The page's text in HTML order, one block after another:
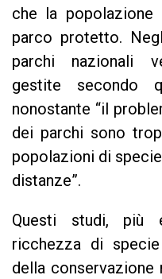
che la
parco protetto.
parchi nazionali
gestite secondo
nonostante “il
dei parchi sono
popolazioni di
distanze”.
Questi studi, più
ricchezza di
della conservazione